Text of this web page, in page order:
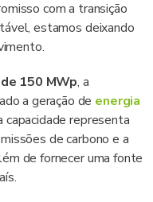
com a transição
estamos deixando
150 MWp, a
a geração de energia
capacidade representa
de carbono e a
de fornecer uma fonte